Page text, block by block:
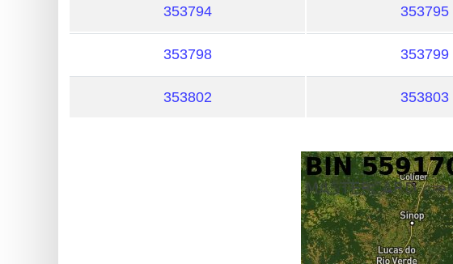
Checker
Validator
353794 353795
353798 353799
353802 353803